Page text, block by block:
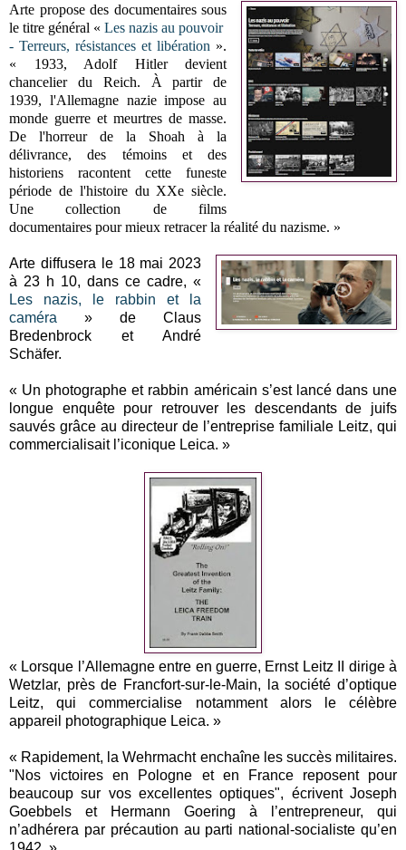
Arte propose des documentaires sous
le titre général «Les nazis au pouvoir
- Terreurs, résistances et libération ».
« 1933, Adolf Hitler devient
chancelier du Reich. À partir de
1939, l'Allemagne nazie impose au
monde guerre et meurtres de masse.
De l'horreur de la Shoah à la
délivrance, des témoins et des
historiens racontent cette funeste
période de l'histoire du XXe siècle.
Une collection de films
documentaires pour mieux retracer la réalité du nazisme. »
Arte diffusera le 18 mai 2023
à 23 h 10, dans ce cadre, «
Les nazis, le rabbin et la
caméra » de Claus
Bredenbrock et André
Schäfer.
« Un photographe et rabbin américain s’est lancé dans une
longue enquête pour retrouver les descendants de juifs
sauvés grâce au directeur de l’entreprise familiale Leitz, qui
commercialisait l’iconique Leica. »
« Lorsque l’Allemagne entre en guerre, Ernst Leitz II dirige à
Wetzlar, près de Francfort-sur-le-Main, la société d’optique
Leitz, qui commercialise notamment alors le célèbre
appareil photographique Leica. »
« Rapidement, la Wehrmacht enchaîne les succès militaires.
"Nos victoires en Pologne et en France reposent pour
beaucoup sur vos excellentes optiques", écrivent Joseph
Goebbels et Hermann Goering à l’entrepreneur, qui
n’adhérera par précaution au parti national-socialiste qu’en